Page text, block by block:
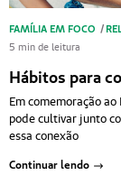
FAMÍLIA EM FOCO /
5 min de leitura
Hábitos para
Em comemoração
pode cultivar junto
essa conexão
Continuar lendo